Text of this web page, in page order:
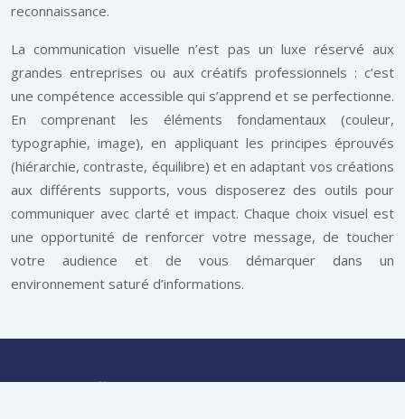
reconnaissance.
La communication visuelle n’est pas un luxe réservé aux
grandes entreprises ou aux créatifs professionnels : c’est
une compétence accessible qui s’apprend et se perfectionne.
En comprenant les éléments fondamentaux (couleur,
typographie, image), en appliquant les principes éprouvés
(hiérarchie, contraste, équilibre) et en adaptant vos créations
aux différents supports, vous disposerez des outils pour
communiquer avec clarté et impact. Chaque choix visuel est
une opportunité de renforcer votre message, de toucher
votre audience et de vous démarquer dans un
environnement saturé d’informations.
L’art d’offrir des goodies personnalisés utiles et